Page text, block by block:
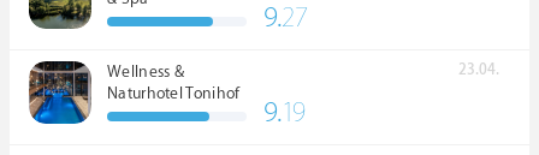
9.27
Wellness &
Naturhotel Tonihof
****S
23.04.
9.19